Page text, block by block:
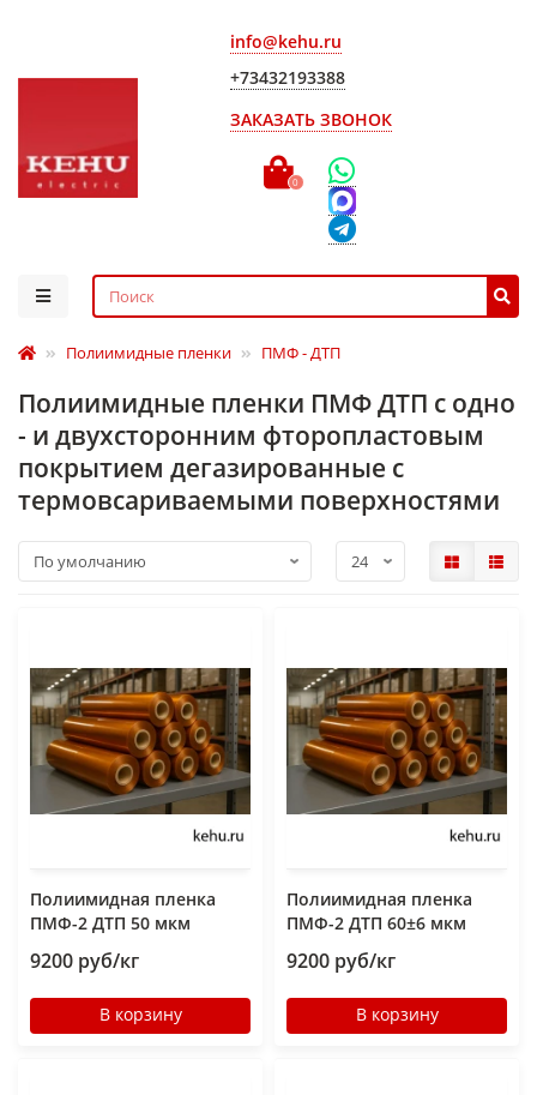
info@kehu.ru
+73432193388
ЗАКАЗАТЬ ЗВОНОК
0
Полиимидные пленки ПМФ - ДТП
Полиимидные пленки ПМФ ДТП с одно
- и двухсторонним фторопластовым
покрытием дегазированные с
термовсариваемыми поверхностями
Полиимидная пленка
ПМФ-2 ДТП 50 мкм
9200 руб/кг
В корзину
Полиимидная пленка
ПМФ-2 ДТП 60±6 мкм
9200 руб/кг
В корзину